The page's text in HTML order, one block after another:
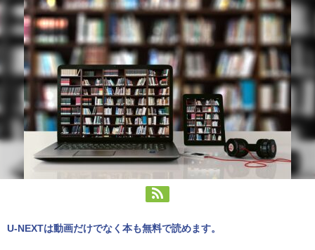
U-NEXTは動画だけでなく本も無料で読めます。